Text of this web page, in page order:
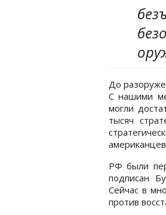
До
С нашими
могли
тысяч
РФ были
подписан
Сейчас в
против